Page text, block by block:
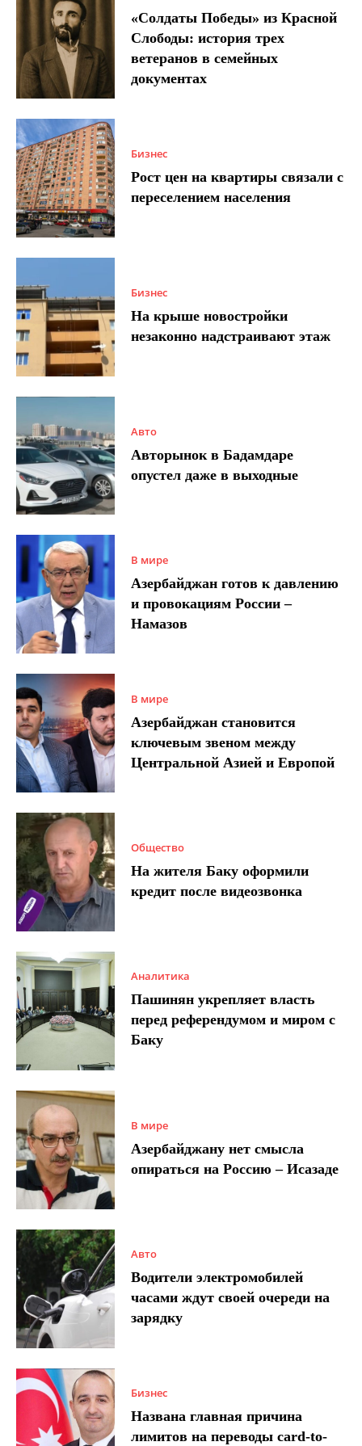
«Солдаты Победы» из Красной
Слободы: история трех
ветеранов в семейных
документах
Бизнес
Рост цен на квартиры связали с
переселением населения
Бизнес
На крыше новостройки
незаконно надстраивают этаж
Авто
Авторынок в Бадамдаре
опустел даже в выходные
В мире
Азербайджан готов к давлению
и провокациям России –
Намазов
В мире
Азербайджан становится
ключевым звеном между
Центральной Азией и Европой
Общество
На жителя Баку оформили
кредит после видеозвонка
Аналитика
Пашинян укрепляет власть
перед референдумом и миром с
Баку
В мире
Азербайджану нет смысла
опираться на Россию – Исазаде
Авто
Водители электромобилей
часами ждут своей очереди на
зарядку
Бизнес
Названа главная причина
лимитов на переводы card-to-